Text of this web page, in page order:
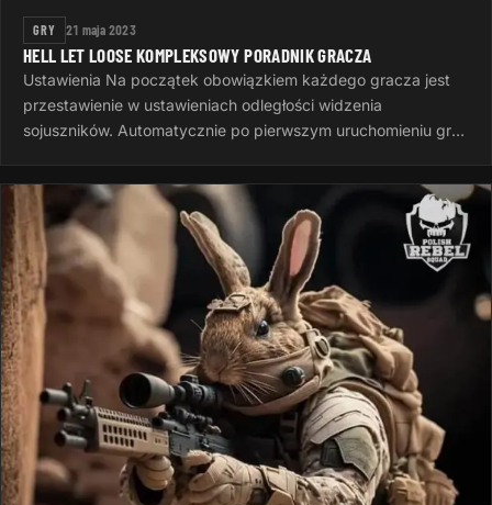
GRY 21 maja 2023
HELL LET LOOSE KOMPLEKSOWY PORADNIK GRACZA
Ustawienia Na początek obowiązkiem każdego gracza jest
przestawienie w ustawieniach odległości widzenia
sojuszników. Automatycznie po pierwszym uruchomieniu gry